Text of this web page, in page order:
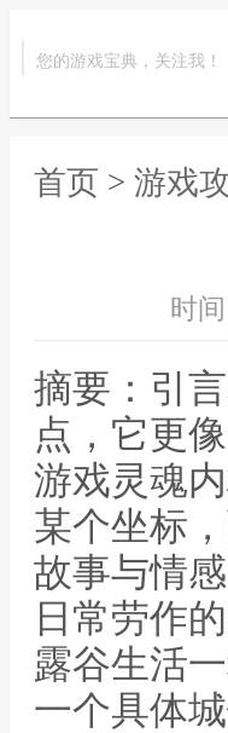
您的游戏宝典，关注我！
首页 > 游戏
时
摘要：引
点，它更
游戏灵魂
某个坐标
故事与情
日常劳作
露谷生活
一个具体